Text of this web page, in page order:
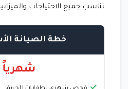
تناسب جميع الاحتياجات
خطة الصيانة
شهرياً